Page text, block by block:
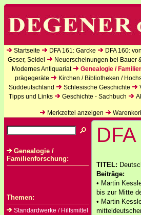
Startseite DFA 161: Garcke DFA 160:
Geser, Seidel
Neuerscheinungen bei Bauer
Modernes Antiquariat
Genealogie /
prägegeräte
Kirchen / Bibliotheken /
Süddeutschland
Schlesische Geschichte
Tipps und Links
Geschichte - Sachbuch
Merkzettel anzeigen
Genealogie /
Familienforschung:
Themen:
Standardwerke / Hilfsmittel
TITEL:
Beiträge:
• Martin
bis zur Mitte
• Martin